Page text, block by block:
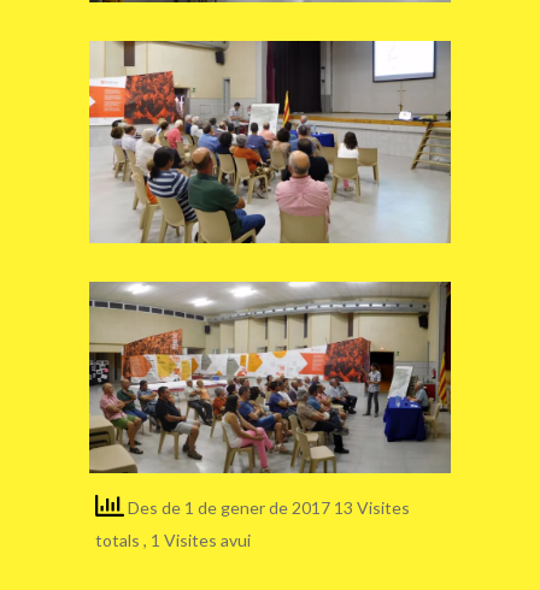
Des de 1 de gener de 2017 13 Visites
totals , 1 Visites avui